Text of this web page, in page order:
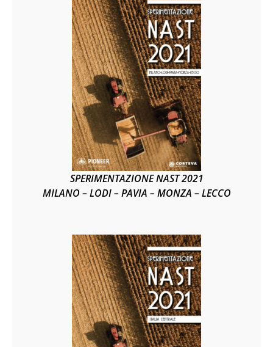
SPERIMENTAZIONE NAST 2021
MILANO – LODI – PAVIA – MONZA – LECCO